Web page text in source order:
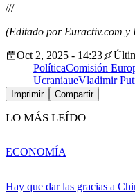
///
(Editado por Euractiv.com y
Oct 2, 2025 - 14:23
PolíticaComisión
UcraniaueVladimir
Imprimir Compartir
LO MÁS LEÍDO
Hay que dar las gracias a
ECONOMÍA